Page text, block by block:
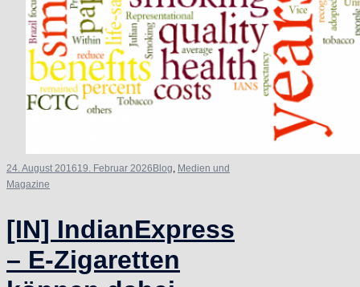
24. August 201619. Februar 2026 Blog, Medien und
Magazine
[IN] IndianExpress
– E-Zigaretten